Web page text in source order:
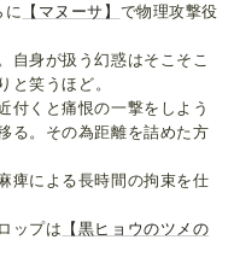
に
【マヌーサ】 で物理攻撃役
自身が扱う幻惑はそこそこ
と笑うほど。
付くと痛恨の一撃をしよう
る。その為距離を詰めた方
痺による長時間の拘束を仕
ップは 【黒ヒョウのツメの